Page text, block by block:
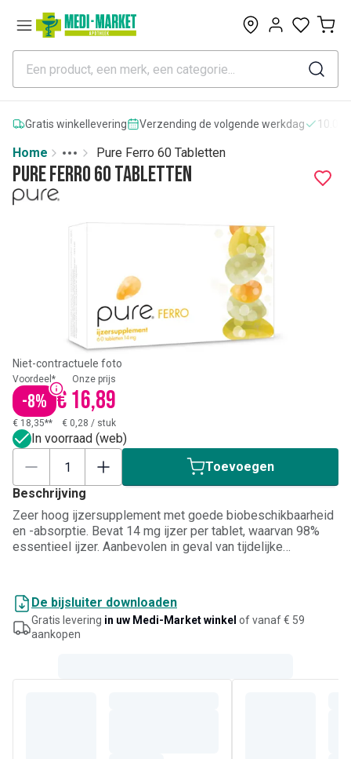
0
Gratis winkellevering Verzending de volgende werkdag
Home
More
Toggle menu
Pure Ferro 60 Tabletten
Pure Ferro 60 Tabletten
Niet-contractuele foto
Voordeel*
-8%
Onze prijs
€ 16,89
€ 18,35** € 0,28 / stuk
In voorraad (web)
Toevoegen
Beschrijving
Zeer hoog ijzersupplement met goede biobeschikbaarheid
en -absorptie. Bevat 14 mg ijzer per tablet, waarvan 98%
essentieel ijzer. Aanbevolen in geval van tijdelijke
De bijsluiter downloaden
Gratis levering in uw Medi-Market winkel of vanaf € 59
aankopen